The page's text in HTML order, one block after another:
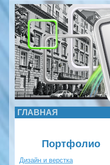
ГЛАВНАЯ
Портфолио
Дизайн и верстка